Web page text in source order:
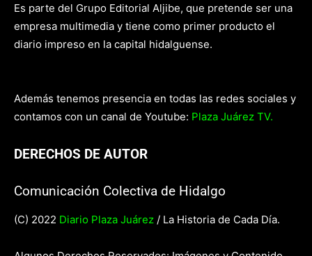
Es parte del Grupo Editorial Aljibe, que pretende ser una
empresa multimedia y tiene como primer producto el
diario impreso en la capital hidalguense.
Además tenemos presencia en todas las redes sociales y
contamos con un canal de Youtube: Plaza Juárez TV.
DERECHOS DE AUTOR
Comunicación Colectiva de Hidalgo
(C) 2022 Diario Plaza Juárez / La Historia de Cada Día.